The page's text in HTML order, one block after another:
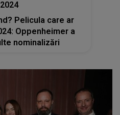
Pelicula care ar
Oppenheimer a
nominalizări